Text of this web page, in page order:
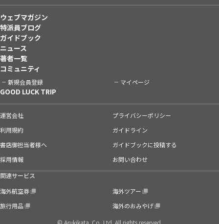
ウェブマガジン
特派員ブログ
ガイドブック
ニュース
著者一覧
コミュニティ
新規会員登録 マイページ
GOOD LUCK TRIP
運営会社
プライバシーポリシー
利用規約
ガイドライン
書店御担当者様へ
ガイドブックに投稿する
採用情報
お問い合わせ
関連サービス
海外航空券
海外ツアー
旅行用品
海外のおみやげ
© Arukikata. Co.,Ltd. All rights reserved.